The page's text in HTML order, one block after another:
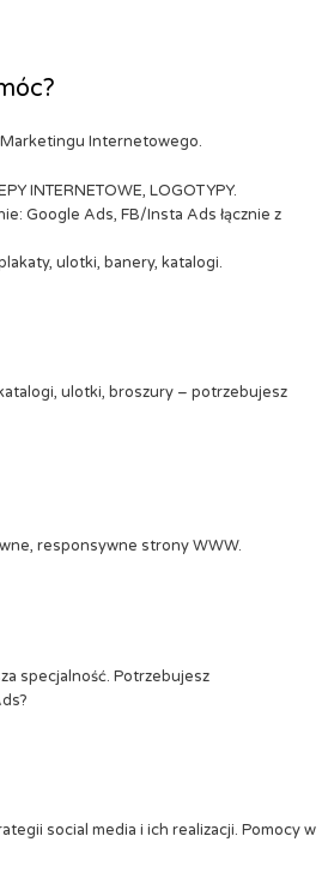
Internetowego.
INTERNETOWE, LOGOTYPY.
Google Ads, FB/Insta Ads łącznie z
ulotki, banery, katalogi.
ulotki, broszury – potrzebujesz
responsywne strony WWW.
specjalność. Potrzebujesz
social media i ich realizacji. Pomocy w